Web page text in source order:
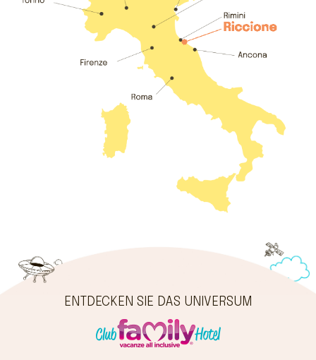
ENTDECKEN SIE DAS UNIVERSUM